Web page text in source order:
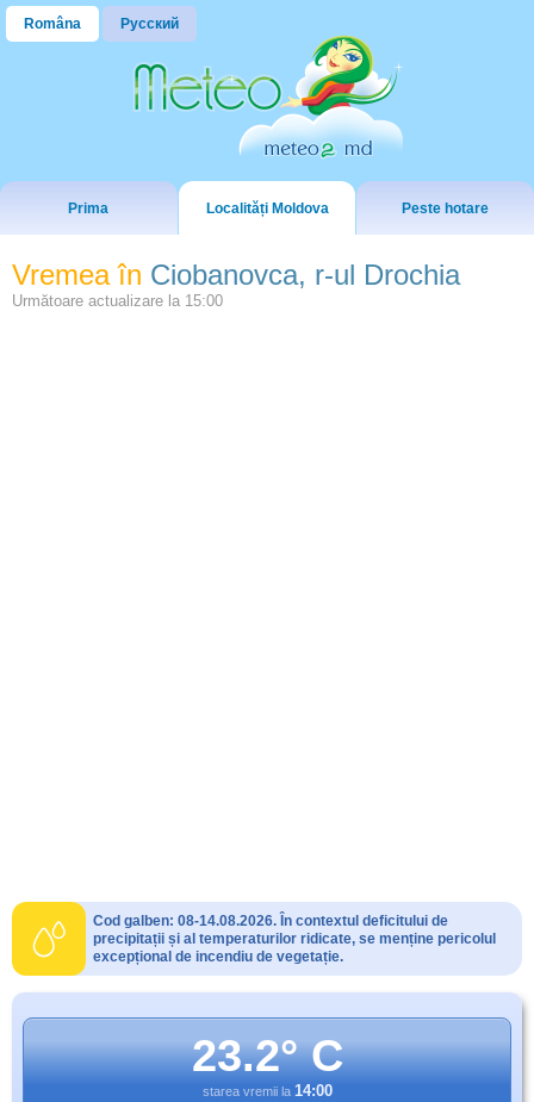
Româna Русский
Prima Localități Moldova Peste hotare
Vremea în Ciobanovca, r-ul Drochia
Următoare actualizare la 15:00
Cod galben: 08-14.08.2026. În contextul deficitului de
precipitații și al temperaturilor ridicate, se menține pericolul
excepțional de incendiu de vegetație.
23.2° C
starea vremii la 14:00